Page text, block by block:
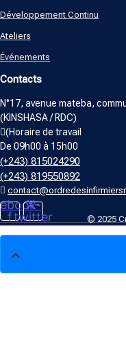
Développement Continu
Ateliers
Événements
Contacts
N°17, avenue mateba,
(KINSHASA / RDC)
(Horaire de travail
De 09h00 à 15h00
(+243) 815024290
(+243) 819550892
f
X-
twitter
© 2025